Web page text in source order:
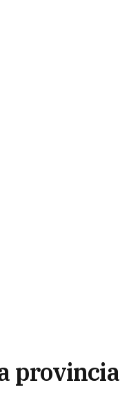
provincia